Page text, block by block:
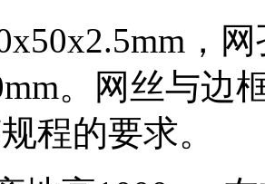
，
。网丝与边
程的要求。